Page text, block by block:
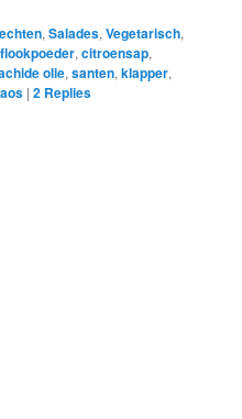
,Salades,Vegetarisch,
,citroensap,
olie,santen,klapper,
|2 Replies